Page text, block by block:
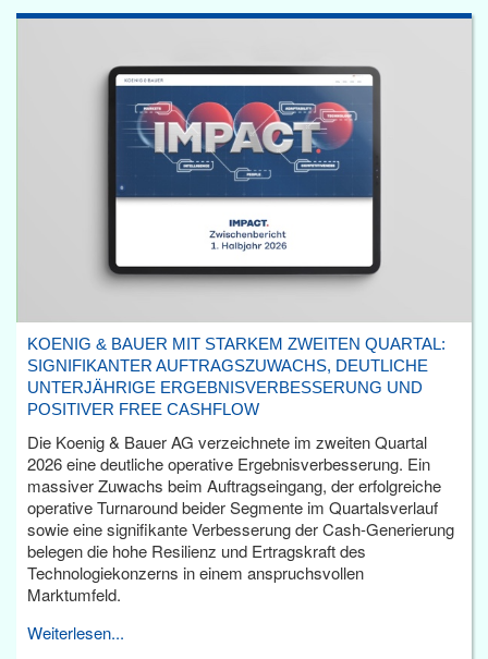
KOENIG & BAUER MIT STARKEM ZWEITEN QUARTAL:
SIGNIFIKANTER AUFTRAGSZUWACHS, DEUTLICHE
UNTERJÄHRIGE ERGEBNISVERBESSERUNG UND
POSITIVER FREE CASHFLOW
Die Koenig & Bauer AG verzeichnete im zweiten Quartal
2026 eine deutliche operative Ergebnisverbesserung. Ein
massiver Zuwachs beim Auftragseingang, der erfolgreiche
operative Turnaround beider Segmente im Quartalsverlauf
sowie eine signifikante Verbesserung der Cash-Generierung
belegen die hohe Resilienz und Ertragskraft des
Technologiekonzerns in einem anspruchsvollen
Marktumfeld.
Weiterlesen...